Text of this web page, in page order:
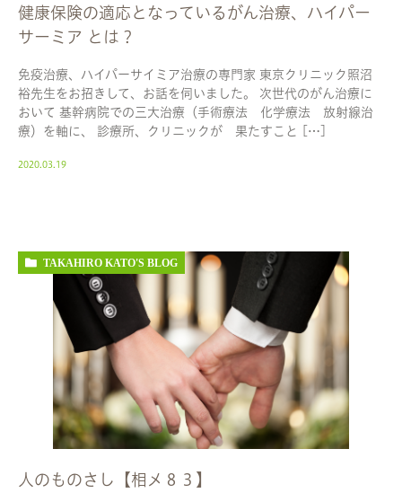
健康保険の適応となっているがん治療、ハイパー
サーミア とは？
免疫治療、ハイパーサイミア治療の専門家 東京クリニック照沼
裕先生をお招きして、お話を伺いました。 次世代のがん治療に
おいて 基幹病院での三大治療（手術療法 化学療法 放射線治
療）を軸に、 診療所、クリニックが 果たすこと […]
2020.03.19
TAKAHIRO KATO'S BLOG
人のものさし【相メ８３】